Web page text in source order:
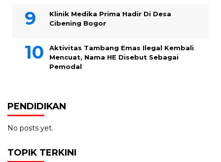
Klinik Medika Prima Hadir Di Desa
Cibening Bogor
Aktivitas Tambang Emas Ilegal Kembali
Mencuat, Nama HE Disebut Sebagai
Pemodal
PENDIDIKAN
No posts yet.
TOPIK TERKINI